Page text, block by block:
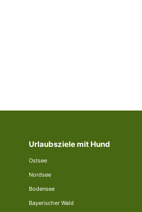
Urlaubsziele mit Hund
Ostsee
Nordsee
Bodensee
Bayerischer Wald